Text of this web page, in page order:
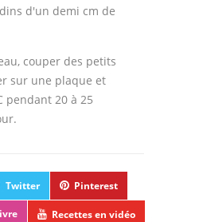
d'un demi cm de
couper des petits
sur une plaque et
pendant 20 à 25
Twitter Pinterest
Recettes en vidéo